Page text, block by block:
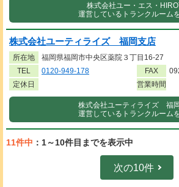
株式会社ユー・エス・
運営しているトランクルーム
株式会社ユーティライズ 福岡支店
所在地
福岡県福岡市中央区薬院３丁目16-27
TEL
0120-949-178 FAX
定休日
営業時間
株式会社ユーティライズ 福
運営しているトランクルーム
11件中 ：1～10件目までを表示中
次の10件